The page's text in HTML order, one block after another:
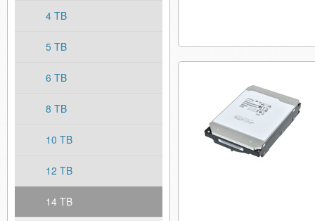
4 TB
5 TB
6 TB
8 TB
10 TB
12 TB
14 TB